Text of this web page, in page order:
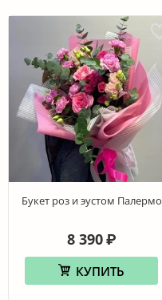
Букет роз и эустом Палермо
8 390 ₽
КУПИТЬ